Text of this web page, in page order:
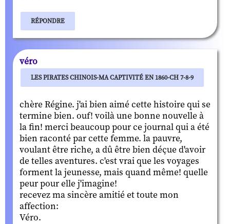
RÉPONDRE
véro
LES PIRATES CHINOIS-MA CAPTIVITÉ EN 1860-CH 7-8-9
chère Régine. j'ai bien aimé cette histoire qui se
termine bien. ouf! voilà une bonne nouvelle à
la fin! merci beaucoup pour ce journal qui a été
bien raconté par cette femme. la pauvre,
voulant être riche, a dû être bien déçue d'avoir
de telles aventures. c'est vrai que les voyages
forment la jeunesse, mais quand même! quelle
peur pour elle j'imagine!
recevez ma sincère amitié et toute mon
affection:
Véro.